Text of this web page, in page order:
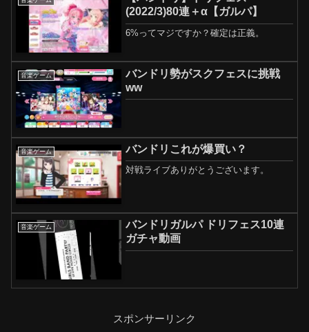
(2022/3)80連＋α【ガルパ】
6%ってマジですか？確定は正義。
音楽ゲーム
バンドリ勢がスクフェスに挑戦
ww
音楽ゲーム バンドリこれが爆買い？
対戦ライブありがとうございます。
音楽ゲーム
バンドリガルパ ドリフェス10連
ガチャ動画
スポンサーリンク